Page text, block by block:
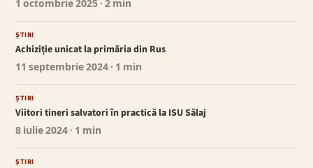
1 octombrie 2025 · 2 min
ȘTIRI
Achiziție unicat la primăria din Rus
11 septembrie 2024 · 1 min
ȘTIRI
Viitori tineri salvatori în practică la ISU Sălaj
8 iulie 2024 · 1 min
ȘTIRI